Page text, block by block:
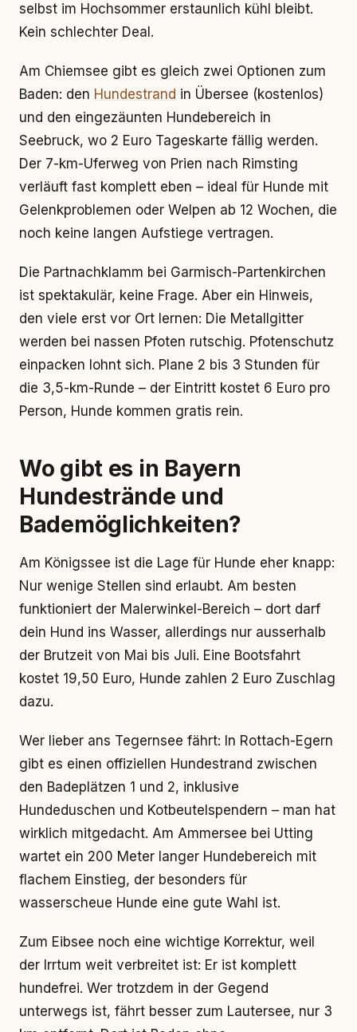
selbst im Hochsommer erstaunlich kühl bleibt.
Kein schlechter Deal.
Am Chiemsee gibt es gleich zwei Optionen zum
Baden: den Hundestrand in Übersee (kostenlos)
und den eingezäunten Hundebereich in
Seebruck, wo 2 Euro Tageskarte fällig werden.
Der 7-km-Uferweg von Prien nach Rimsting
verläuft fast komplett eben – ideal für Hunde mit
Gelenkproblemen oder Welpen ab 12 Wochen, die
noch keine langen Aufstiege vertragen.
Die Partnachklamm bei Garmisch-Partenkirchen
ist spektakulär, keine Frage. Aber ein Hinweis,
den viele erst vor Ort lernen: Die Metallgitter
werden bei nassen Pfoten rutschig. Pfotenschutz
einpacken lohnt sich. Plane 2 bis 3 Stunden für
die 3,5-km-Runde – der Eintritt kostet 6 Euro pro
Person, Hunde kommen gratis rein.
Wo gibt es in Bayern
Hundestrände und
Bademöglichkeiten?
Am Königssee ist die Lage für Hunde eher knapp:
Nur wenige Stellen sind erlaubt. Am besten
funktioniert der Malerwinkel-Bereich – dort darf
dein Hund ins Wasser, allerdings nur ausserhalb
der Brutzeit von Mai bis Juli. Eine Bootsfahrt
kostet 19,50 Euro, Hunde zahlen 2 Euro Zuschlag
dazu.
Wer lieber ans Tegernsee fährt: In Rottach-Egern
gibt es einen offiziellen Hundestrand zwischen
den Badeplätzen 1 und 2, inklusive
Hundeduschen und Kotbeutelspendern – man hat
wirklich mitgedacht. Am Ammersee bei Utting
wartet ein 200 Meter langer Hundebereich mit
flachem Einstieg, der besonders für
wasserscheue Hunde eine gute Wahl ist.
Zum Eibsee noch eine wichtige Korrektur, weil
der Irrtum weit verbreitet ist: Er ist komplett
hundefrei. Wer trotzdem in der Gegend
unterwegs ist, fährt besser zum Lautersee, nur 3